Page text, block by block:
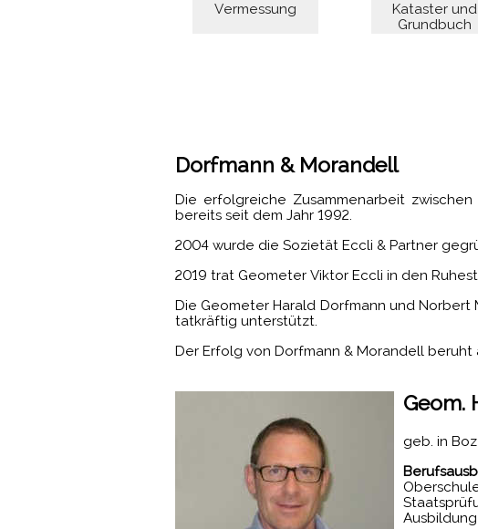
Vermessung
Kataster und
Grundbuch
Dorfmann & Morandell
Die erfolgreiche Zusammenarbeit
bereits seit dem Jahr 1992.
2004 wurde die Sozietät Eccli & Partner
2019 trat Geometer Viktor Eccli in den
Die Geometer Harald Dorfmann und
tatkräftig unterstützt.
Der Erfolg von Dorfmann & Morandell
Geom.
geb. in